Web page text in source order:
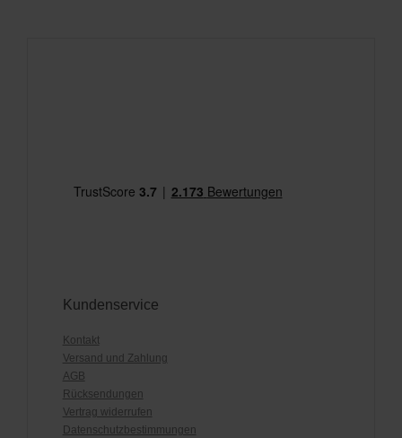
Kundenservice
Kontakt
Versand und Zahlung
AGB
Rücksendungen
Vertrag widerrufen
Datenschutzbestimmungen